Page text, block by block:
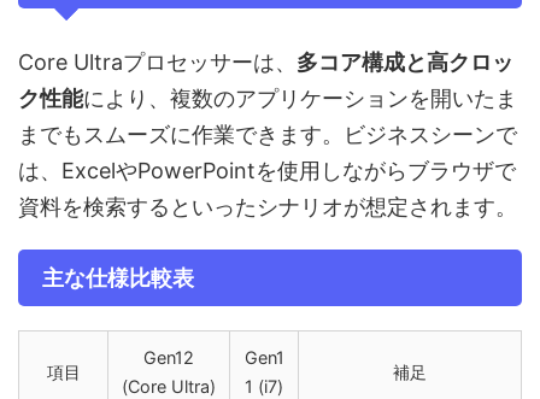
Core Ultraプロセッサーは、 多コア構成と高クロッ
ク性能により、複数のアプリケーションを開いたま
までもスムーズに作業できます。ビジネスシーンで
は、ExcelやPowerPointを使用しながらブラウザで
資料を検索するといったシナリオが想定されます。
主な仕様比較表
項目
Gen12
(Core Ultra)
Gen1
1 (i7)
補足